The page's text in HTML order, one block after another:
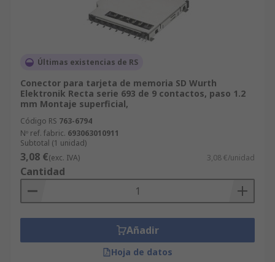
Últimas existencias de RS
Conector para tarjeta de memoria SD Wurth
Elektronik Recta serie 693 de 9 contactos, paso 1.2
mm Montaje superficial,
Código RS 763-6794
Nº ref. fabric. 693063010911
Subtotal (1 unidad)
3,08 €(exc. IVA) 3,08 €/unidad
Cantidad
Añadir
Hoja de datos